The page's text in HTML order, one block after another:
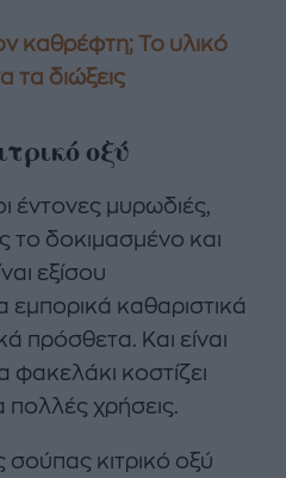
καθρέφτη; Το υλικό
τα διώξεις
οξύ
έντονες μυρωδιές,
το δοκιμασμένο και
εξίσου
εμπορικά καθαριστικά
πρόσθετα. Και είναι
φακελάκι κοστίζει
πολλές χρήσεις.
σούπας κιτρικό οξύ